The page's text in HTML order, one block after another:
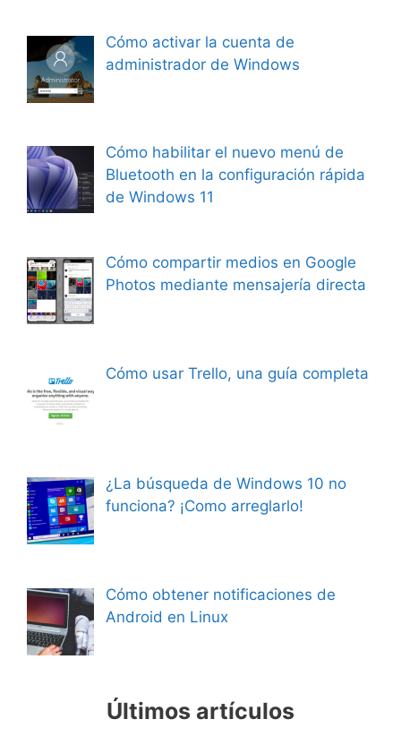
Cómo activar la cuenta de
administrador de Windows
Cómo habilitar el nuevo menú de
Bluetooth en la configuración rápida
de Windows 11
Cómo compartir medios en Google
Photos mediante mensajería directa
Cómo usar Trello, una guía completa
¿La búsqueda de Windows 10 no
funciona? ¡Como arreglarlo!
Cómo obtener notificaciones de
Android en Linux
Últimos artículos